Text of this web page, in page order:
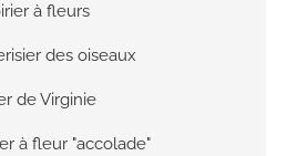
à fleurs
des oiseaux
de Virginie
à fleur "accolade"